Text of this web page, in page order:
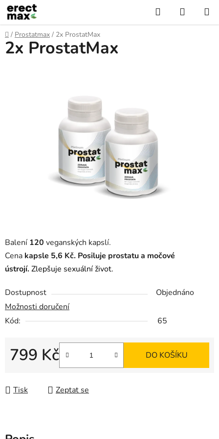
Přejít
na
obsah
Hledat
KOŠÍK
Domů
/ Prostatmax / 2x ProstatMax
Balení 120 veganských kapslí.
Cena kapsle 5,6 Kč. Posiluje prostatu a močové
ústrojí. Zlepšuje sexuální život.
Dostupnost
Objednáno
Možnosti doručení
Kód:
65
799 Kč DO KOŠÍKU
Tisk Zeptat se
2x ProstatMax